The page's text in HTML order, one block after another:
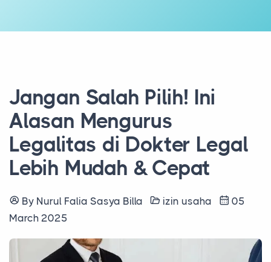
Jangan Salah Pilih! Ini
Alasan Mengurus
Legalitas di Dokter Legal
Lebih Mudah & Cepat
By Nurul Falia Sasya Billa izin usaha
05
March 2025